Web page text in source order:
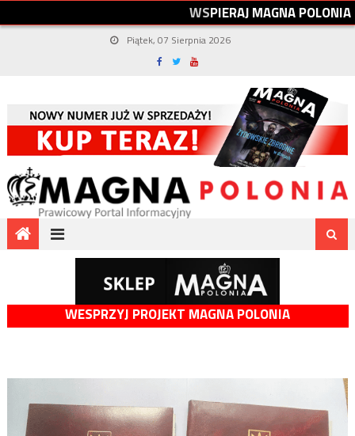
WSPIERAJMAGNAPOLONIA
Piątek, 07 Sierpnia 2026
WESPRZYJ PROJEKT MAGNA POLONIA